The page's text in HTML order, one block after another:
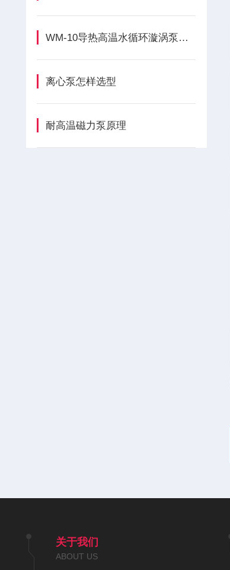
WM-10导热高温水循环漩涡泵的正确安装方法全解析
离心泵怎样选型
耐高温磁力泵原理
关于我们
ABOUT US